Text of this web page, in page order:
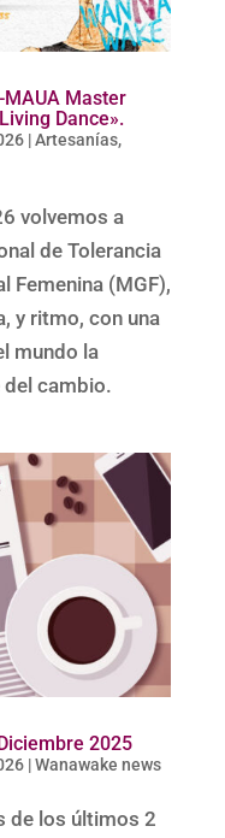
MAUA Master
Dance».
|Artesanías,
volvemos a
de Tolerancia
Femenina (MGF),
y ritmo, con una
mundo la
cambio.
2025
|Wanawake news
de los últimos 2